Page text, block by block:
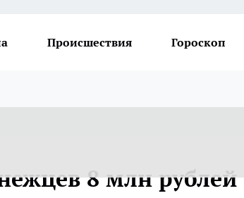
Происшествия Гороскоп
8 млн рублей